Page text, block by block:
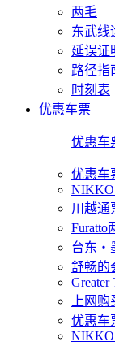
两毛
东武线
延误证
路径指
时刻表
优惠车票
优惠车
优惠车
NIKKO
川越通
Furatto
台东・
舒畅的
Greater
上网购
优惠车
NIKKO